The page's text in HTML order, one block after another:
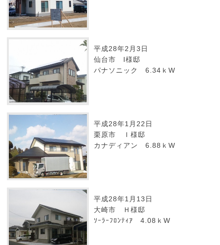
平成28年2月3日
仙台市 I様邸
パナソニック 6.34ｋW
平成28年1月22日
栗原市 Ｉ様邸
カナディアン 6.88ｋW
平成28年1月13日
大崎市 Ｈ様邸
ｿｰﾗｰﾌﾛﾝﾃｨｱ 4.08ｋW